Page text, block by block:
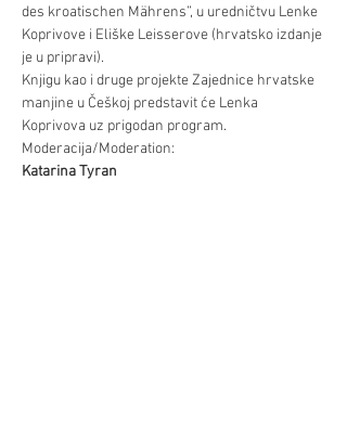
des kroatischen Mährens”, u uredničtvu Lenke
Koprivove i Eliške Leisserove (hrvatsko izdanje
je u pripravi).
Knjigu kao i druge projekte Zajednice hrvatske
manjine u Češkoj predstavit će Lenka
Koprivova uz prigodan program.
Moderacija/Moderation:
Katarina Tyran